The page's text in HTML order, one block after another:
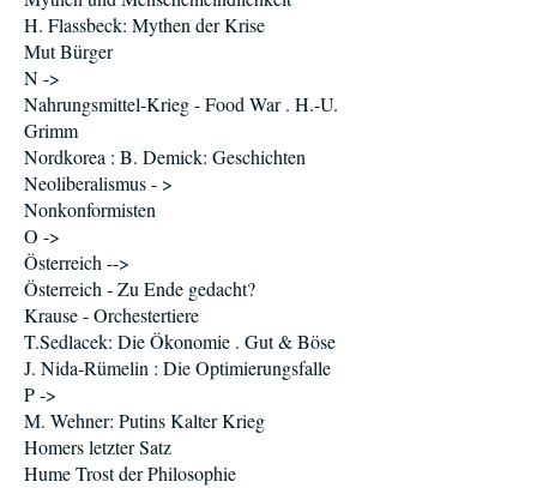
H. Flassbeck: Mythen der Krise
Mut Bürger
N ->
Nahrungsmittel-Krieg - Food War . H.-U.
Grimm
Nordkorea : B. Demick: Geschichten
Neoliberalismus - >
Nonkonformisten
O ->
Österreich -->
Österreich - Zu Ende gedacht?
Krause - Orchestertiere
T.Sedlacek: Die Ökonomie . Gut & Böse
J. Nida-Rümelin : Die Optimierungsfalle
P ->
M. Wehner: Putins Kalter Krieg
Homers letzter Satz
Hume Trost der Philosophie